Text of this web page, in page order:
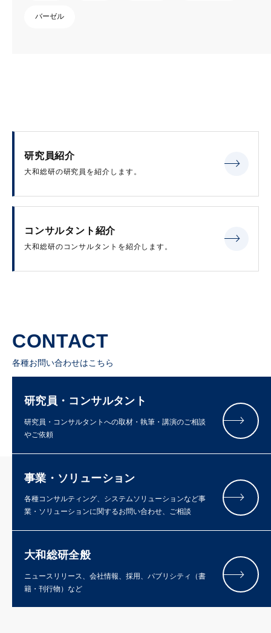
バーゼル
研究員紹介
大和総研の研究員を紹介します。
コンサルタント紹介
大和総研のコンサルタントを紹介します。
CONTACT
各種お問い合わせはこちら
研究員・コンサルタント
研究員・コンサルタントへの取材・執筆・講演のご相談
やご依頼
事業・ソリューション
各種コンサルティング、システムソリューションなど事
業・ソリューションに関するお問い合わせ、ご相談
大和総研全般
ニュースリリース、会社情報、採用、パブリシティ（書
籍・刊行物）など